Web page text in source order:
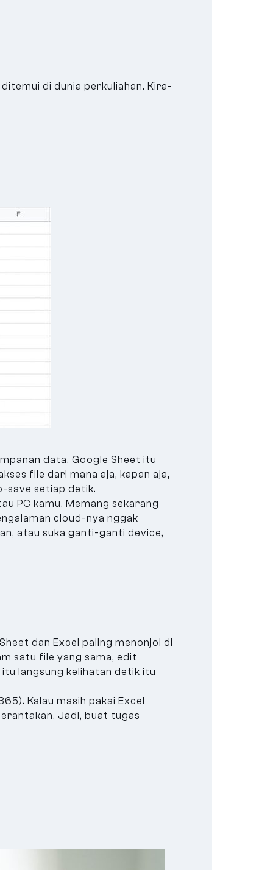
di dunia perkuliahan. Kira-
data. Google Sheet itu
file dari mana aja, kapan aja,
save setiap detik.
PC kamu. Memang sekarang
cloud-nya nggak
atau suka ganti-ganti device,
dan Excel paling menonjol di
satu file yang sama, edit
langsung kelihatan detik itu
Kalau masih pakai Excel
Jadi, buat tugas